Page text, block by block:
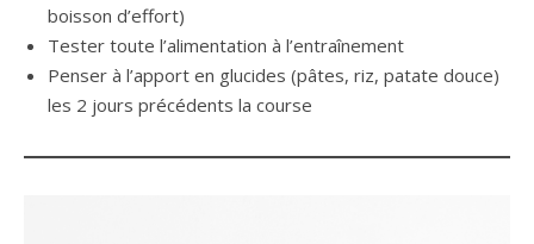
boisson d’effort)
Tester toute l’alimentation à l’entraînement
Penser à l’apport en glucides (pâtes, riz, patate douce)
les 2 jours précédents la course